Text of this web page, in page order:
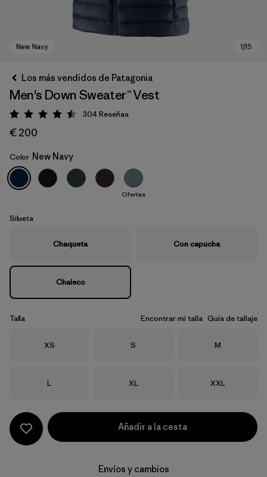
New Navy
Los más vendidos de Patagonia
Men's Down Sweater™ Vest
Puntuación: 4.5 / 5
304Reseñas
€ 200
Color New Navy
Ofertas
Silueta
Chaqueta Con capucha
Chaleco
Talla Encontrar mi talla Guía de tallaje
Talla
XS Talla
S Talla
M
Talla
L Talla
XL Talla
XXL
Añadir a la cesta
Envíos y cambios